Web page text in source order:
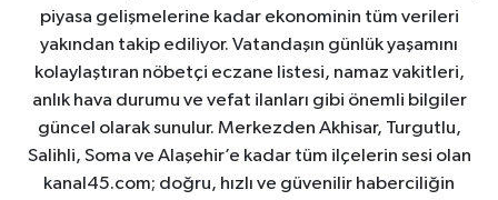
piyasa gelişmelerine kadar ekonominin tüm verileri
yakından takip ediliyor. Vatandaşın günlük yaşamını
kolaylaştıran nöbetçi eczane listesi, namaz vakitleri,
anlık hava durumu ve vefat ilanları gibi önemli bilgiler
güncel olarak sunulur. Merkezden Akhisar, Turgutlu,
Salihli, Soma ve Alaşehir’e kadar tüm ilçelerin sesi olan
kanal45.com; doğru, hızlı ve güvenilir haberciliğin